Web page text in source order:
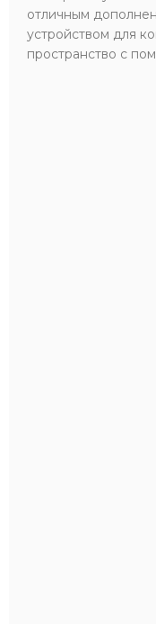
отличным
устройством для
пространство с